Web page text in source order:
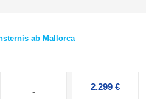
ab Mallorca
- 2.299 €